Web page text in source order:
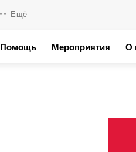
Ещё
Интеграция с 1С
Помощь Мероприятия О